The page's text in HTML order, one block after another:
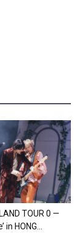
TOUR 0 —
in HONG...